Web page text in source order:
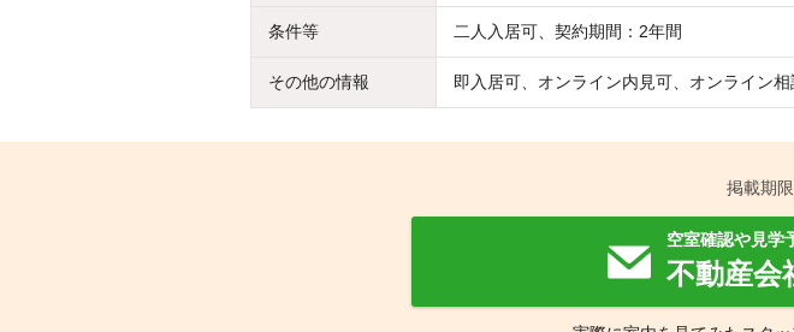
条件等 二人入居可、契約期間：2年間
その他の情報 即入居可、オンライン内見可、オンライン
掲載期
空室確認や見学
不動産会